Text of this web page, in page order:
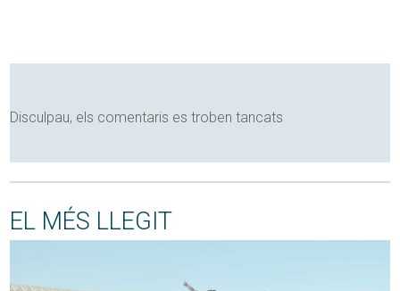
Disculpau, els comentaris es troben tancats
EL MÉS LLEGIT